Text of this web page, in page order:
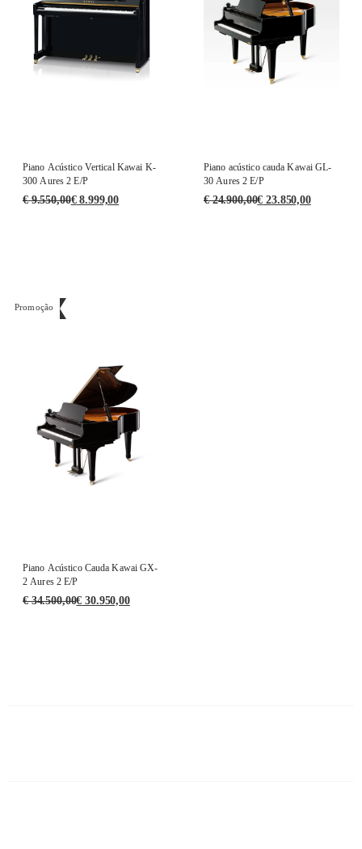
Piano Acústico Vertical Kawai K-
300 Aures 2 E/P
€9.550,00€8.999,00
Piano acústico cauda Kawai GL-
30 Aures 2 E/P
€24.900,00€ 23.850,00
Promoção
Piano Acústico Cauda Kawai GX-
2 Aures 2 E/P
€34.500,00€ 30.950,00